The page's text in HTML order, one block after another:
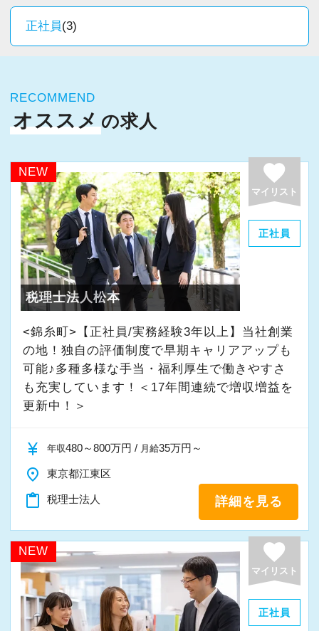
◆ 変化を楽しむこと
この7つの要素に共感するメンバーが集まってい
それぞれが自分自身の目標に向かって主体的に
行動でき、お互いに協力し、常に感謝しあえる
環境です。
だからこそ、いつでも笑顔が絶えず、たとえ辛
い・苦しい・厳しい状況でも、楽しさとやりが
いを見つけながら仕事ができるのだと考えてい
ます。
クライアントとともに成長を続ける私たち、ス
タートアップ税理士法人で、あなた自身のステ
ップアップを私たちと一緒に目指してみません
か。
ップ税理士法人のいいところ聞いてみた～
採用動画② スタートアップの「社員に密着さ
せてもらえませんか？」
たいと思っています。
充実した待遇や評価制度、働きやすさの整備な
どもこうした目標に向けた取り組みの一部で
【頑張るほど収入も増える明確な評価体制】
担当する顧問先の売上や新規開拓など、複数の
ンティブを支給しています。
頑張るほど収入もUP！
中には固定給＋20万～40万円のインセンティブ
をほぼ毎月受け取っている人もいますよ♪
具体的なやり方にこうしなければならないとい
った決まりはなく、電話やDMによる新規開拓・
る顧問料の値上げ交渉など…
各々の強みを活かせる方法でOK！
ただ、これらはあくまで個別の成果として固定
て実施しています。
心ください。
◎未経験OK！人柄と意欲重視の採用です！
◎何でも興味を持って吸収できる知的好奇心旺
盛な方
◎対面のコミュニケーションを大切にしたい方
舗まで多岐にわたります。
してキャリアを築ける環境です。
インセンティブ制度を設けているため、頑張り
次第で大幅な収入アップが可能です。
また、これまで毎年すべてのスタッフが昇給し
ており、あなたの努力をしっかりと給与に反映
します。
【自由度の高い働き方が可能】
フレックスタイム制を導入しており、柔軟な働
き方が可能です。
育児や介護、天候不順などで出勤できない場合
は、リモートワークも利用できます。
プライベートも大切にできる環境で、残業は少
員が定時後30分以内に退社しています！
完全週休2日制＆年間休日127日（令和7年度）
で、有給休暇は年間10日以上の取得を実践中。
学校行事や家庭の都合にも配慮しており、有給
そのため税理士資格の取得を目指す方も、学習
との両立を応援します。
子育て中の方も歓迎しており、お子さんの急な
体調不良や学校行事なども考慮しますのでご安
正社員(3)
RECOMMEND
オススメ の求人
NEW favorite
マイリスト
正社員
税理士法人松本
<錦糸町>【正社員/実務経験3年以上】当社創業
の地！独自の評価制度で早期キャリアアップも
可能♪多種多様な手当・福利厚生で働きやすさ
も充実しています！＜17年間連続で増収増益を
更新中！＞
currency_yen 年収480～800万円 / 月給35万円～
place 東京都江東区
content_paste 税理士法人 詳細を見る
NEW favorite
マイリスト
正社員